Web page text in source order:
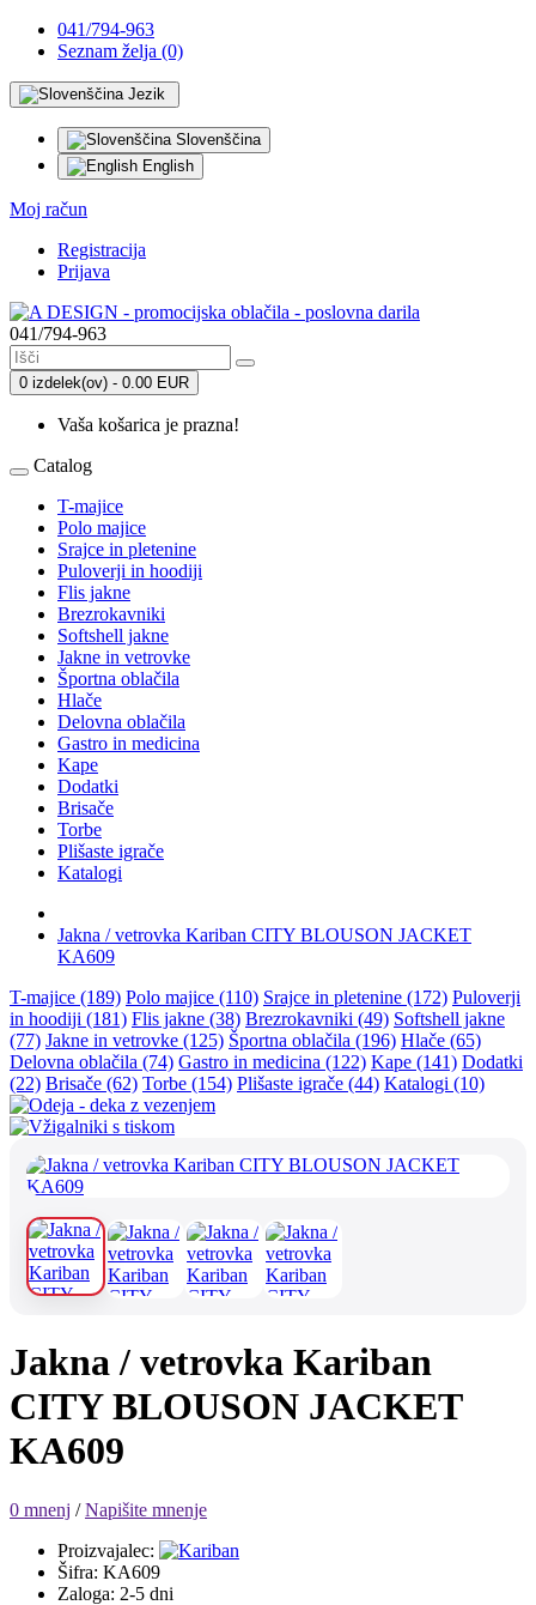
041/794-963
Seznam želja (0)
Jezik
Slovenščina
English
Moj račun
Registracija
Prijava
041/794-963
0 izdelek(ov) - 0.00 EUR
Vaša košarica je prazna!
Catalog
T-majice
Polo majice
Srajce in pletenine
Puloverji in hoodiji
Flis jakne
Brezrokavniki
Softshell jakne
Jakne in vetrovke
Športna oblačila
Hlače
Delovna oblačila
Gastro in medicina
Kape
Dodatki
Brisače
Torbe
Plišaste igrače
Katalogi
Jakna / vetrovka Kariban CITY BLOUSON JACKET
KA609
T-majice (189) Polo majice (110) Srajce in pletenine (172) Puloverji
in hoodiji (181) Flis jakne (38) Brezrokavniki (49) Softshell jakne
(77) Jakne in vetrovke (125) Športna oblačila (196) Hlače (65)
Delovna oblačila (74) Gastro in medicina (122) Kape (141) Dodatki
(22) Brisače (62) Torbe (154) Plišaste igrače (44) Katalogi (10)
Jakna / vetrovka Kariban
CITY BLOUSON JACKET
KA609
0 mnenj /Napišite mnenje
Proizvajalec:
Šifra: KA609
Zaloga: 2-5 dni